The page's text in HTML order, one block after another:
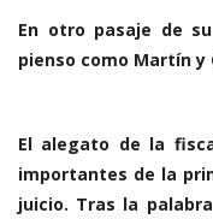
En otro pasaje de
pienso como Martín y
El alegato de la
importantes de la
juicio. Tras la